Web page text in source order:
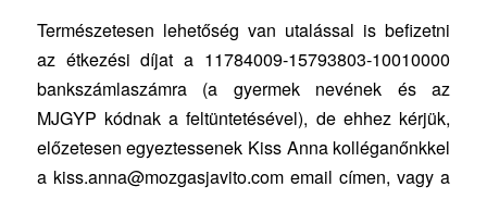
Természetesen lehetőség van utalással is befizetni
az étkezési díjat a 11784009-15793803-10010000
bankszámlaszámra (a gyermek nevének és az
MJGYP kódnak a feltüntetésével), de ehhez kérjük,
előzetesen egyeztessenek Kiss Anna kolléganőnkkel
a kiss.anna@mozgasjavito.com email címen, vagy a